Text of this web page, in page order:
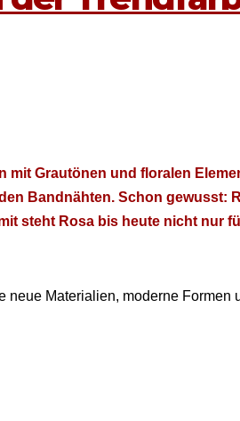
Grautö­nen und flo­ralen
Band­näht­en. Schon gewusst:
ste­ht Rosa bis heute nicht nur
Mate­ri­alien, mod­erne For­men